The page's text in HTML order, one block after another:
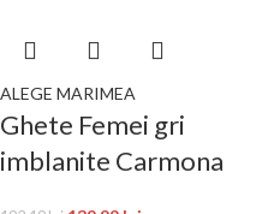
ALEGE MARIMEA
Ghete Femei gri
imblanite Carmona